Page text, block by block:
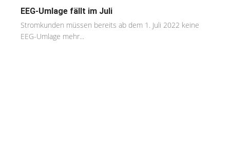
EEG-Umlage fällt im Juli
Stromkunden müssen bereits ab dem 1. Juli 2022 keine
EEG-Umlage mehr...